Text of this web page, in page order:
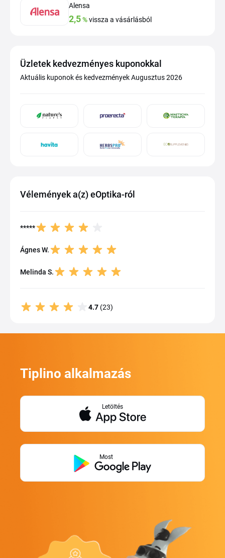
Alensa
2,5%vissza a vásárlásból
Üzletek kedvezményes kuponokkal
Aktuális kuponok és kedvezmények Augusztus 2026
Vélemények a(z) eOptika-ról
*****
Ágnes W.
Melinda S.
4.7 (23)
Tiplino alkalmazás
Letöltés
Most